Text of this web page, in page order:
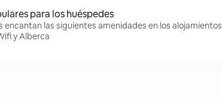
para los huéspedes
encantan las siguientes amenidades en los alojamientos
y Alberca